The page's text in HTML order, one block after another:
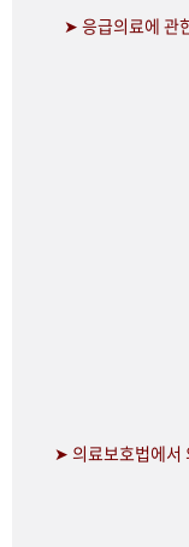
➤ 응급의료에 관
➤ 의료보호법에서